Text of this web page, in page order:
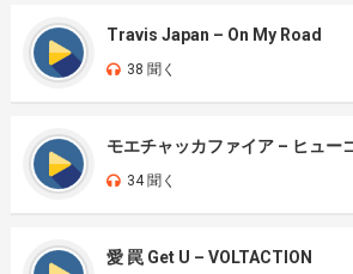
Travis Japan – On My Road
38 聞く
34 聞く
愛 罠 Get U – VOLTACTION